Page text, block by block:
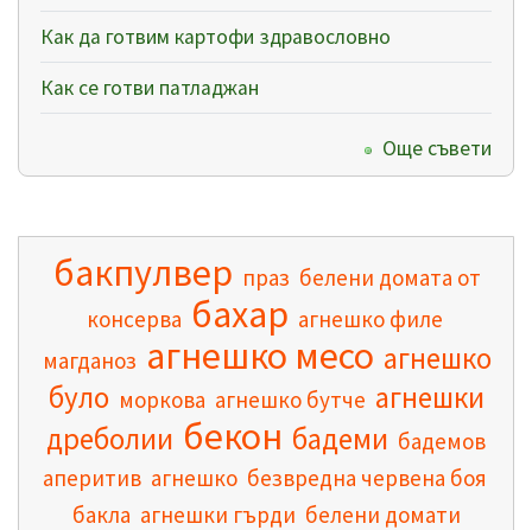
Как да готвим картофи здравословно
Как се готви патладжан
Още съвети
бакпулвер праз белени домата от
консерва бахар агнешко филе
магданоз агнешко месо агнешко
було моркова агнешко бутче агнешки
дреболии бекон бадеми бадемов
аперитив агнешко безвредна червена боя
бакла агнешки гърди белени домати